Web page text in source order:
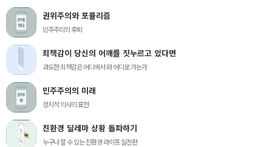
권위주의와 포퓰리즘
민주주의의 후퇴
죄책감이 당신의 어깨를 짓누르고 있다면
과도한 죄책감은 어디에서 와 어디로 가는가
민주주의의 미래
정치적 의사의 표현
친환경 딜레마 상황 돌파하기
누구나 할 수 있는 친환경 라이프 실전편